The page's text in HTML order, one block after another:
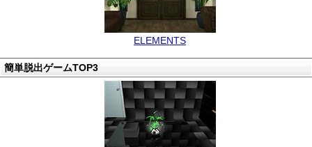
ELEMENTS
簡単脱出ゲームTOP3